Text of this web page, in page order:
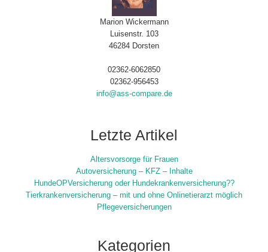
Marion Wickermann
Luisenstr. 103
46284 Dorsten
02362-6062850
02362-956453
info@ass-compare.de
Letzte Artikel
Altersvorsorge für Frauen
Autoversicherung – KFZ – Inhalte
HundeOPVersicherung oder Hundekrankenversicherung??
Tierkrankenversicherung – mit und ohne Onlinetierarzt möglich
Pflegeversicherungen
Kategorien